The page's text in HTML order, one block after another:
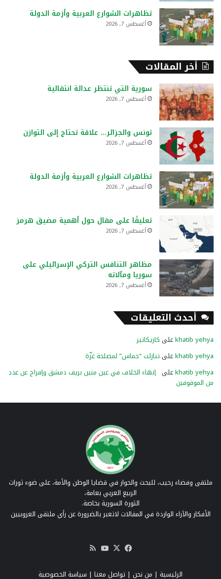
تظاهرات الشوارع العربية وأزمة الدولة
أغسطس 7, 2026
أخر المقالات
سورية التي تنتظر عدالة انتقالية
أغسطس 7, 2026
تونس والجزائر… علاقة تحتاج إلى التوازن
أغسطس 7, 2026
تظاهرات الشوارع العربية وأزمة الدولة
أغسطس 7, 2026
تعليقًا على مقال حول أهمية مضيق هرمز
أغسطس 7, 2026
مظاهر التنافس التركي الإسرائيلي على
سوريا ومآلاته
أغسطس 7, 2026
أحدث التعليقات
khatib yehyaعلى كاريكاتير
khatib yehyaعلى تنازلت “حماس” لمصلحة غزّة
khatib yehyaعلى إنهاء الخلاف في عين منين بريف دمشق وإفراج عن عدد
من الموقوفين
ملتقى وفضاء رحيب، للبحث والحوار في قضايا الوطن والأمة، على ضوء ثورات
الربيع العربي بعامة،
الثورة السورية بخاصة.
الأفكار والآراء الواردة في المقالات لاتعبر بالضرورة عن رأي ملتقى العروبيين
فيسبوك
‫X
‫YouTube
RSS
الرئيسية | من نحن | تواصل معنا | سياسة الخصوصية